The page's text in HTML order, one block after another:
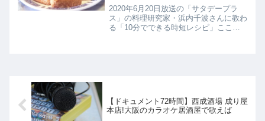
2020年6月20日放送の「サタデープラ
ス」の料理研究家・浜内千波さんに教わ
る「10分でできる時短レシピ」ここで
【ドキュメント72時間】西成酒場 成り屋
本店!大阪のカラオケ居酒屋で歌えば